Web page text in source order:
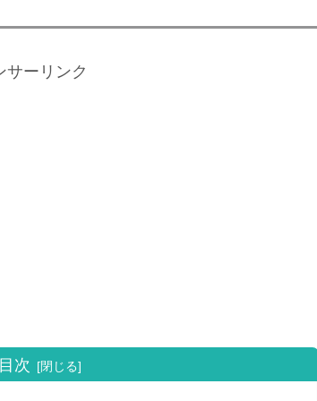
サーリンク
次